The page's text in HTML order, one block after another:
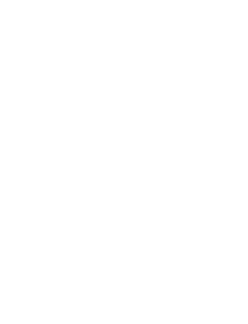
coronavirus du